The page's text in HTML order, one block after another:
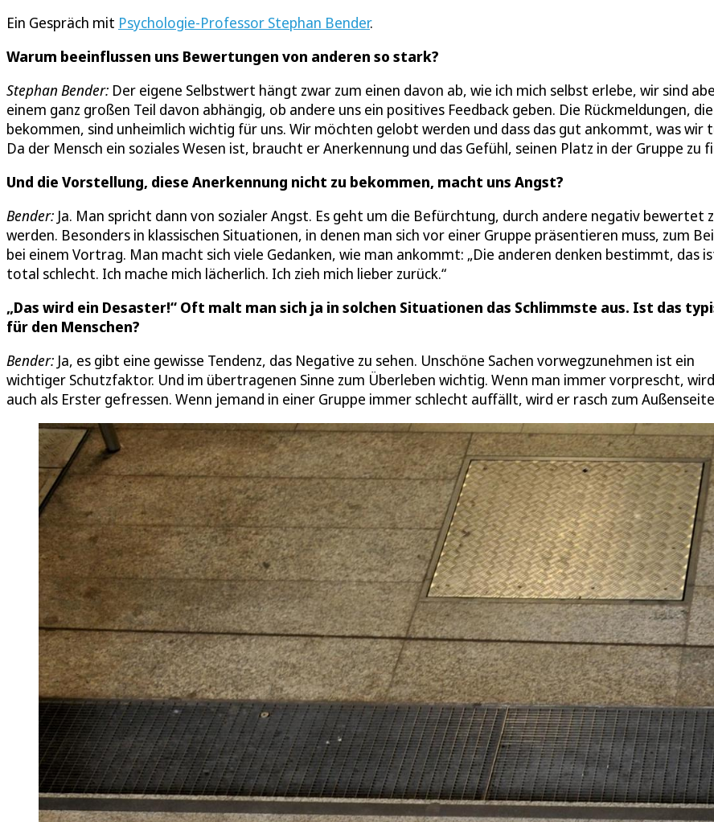
Ein Gespräch mit Psychologie-Professor Stephan Bender.
Warum beeinflussen uns Bewertungen von anderen so stark?
Stephan Bender: Der eigene Selbstwert hängt zwar zum einen davon ab, wie ich mich selbst erlebe, wir sind
einem ganz großen Teil davon abhängig, ob andere uns ein positives Feedback geben. Die Rückmeldungen,
bekommen, sind unheimlich wichtig für uns. Wir möchten gelobt werden und dass das gut ankommt, was wir
Da der Mensch ein soziales Wesen ist, braucht er Anerkennung und das Gefühl, seinen Platz in der Gruppe zu
Und die Vorstellung, diese Anerkennung nicht zu bekommen, macht uns Angst?
Bender: Ja. Man spricht dann von sozialer Angst. Es geht um die Befürchtung, durch andere negativ bewertet
werden. Besonders in klassischen Situationen, in denen man sich vor einer Gruppe präsentieren muss, zum
bei einem Vortrag. Man macht sich viele Gedanken, wie man ankommt: „Die anderen denken bestimmt, das
total schlecht. Ich mache mich lächerlich. Ich zieh mich lieber zurück.“
„Das wird ein Desaster!“ Oft malt man sich ja in solchen Situationen das Schlimmste aus. Ist das
für den Menschen?
Bender: Ja, es gibt eine gewisse Tendenz, das Negative zu sehen. Unschöne Sachen vorwegzunehmen ist ein
wichtiger Schutzfaktor. Und im übertragenen Sinne zum Überleben wichtig. Wenn man immer vorprescht,
auch als Erster gefressen. Wenn jemand in einer Gruppe immer schlecht auffällt, wird er rasch zum